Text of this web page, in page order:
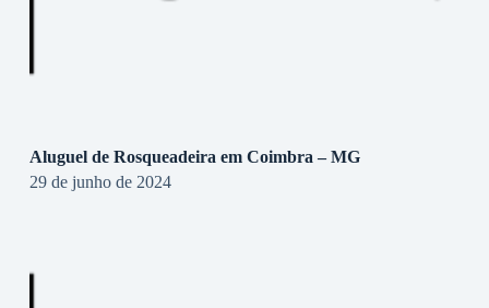
Aluguel de Rosqueadeira em Coimbra – MG
29 de junho de 2024